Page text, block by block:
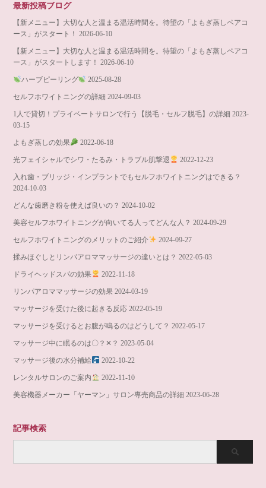
最新投稿ブログ
【新メニュー】大切な人と温まる温活時間を。待望の「よもぎ蒸しペアコ
ース」がスタート！ 2026-06-10
【新メニュー】大切な人と温まる温活時間を。待望の「よもぎ蒸しペアコ
ース」がスタートします！ 2026-06-10
ハーブピーリング 2025-08-28
セルフホワイトニングの詳細 2024-09-03
1人で貸切！プライベートサロンで行う【脱毛・セルフ脱毛】の詳細 2023-
03-15
よもぎ蒸しの効果 2022-06-18
光フェイシャルでシワ・たるみ・トラブル肌撃退 2022-12-23
入れ歯・ブリッジ・インプラントでもセルフホワイトニングはできる？
2024-10-03
どんな歯磨き粉を使えば良いの？ 2024-10-02
美容セルフホワイトニングが向いてる人ってどんな人？ 2024-09-29
セルフホワイトニングのメリットのご紹介 2024-09-27
揉みほぐしとリンパアロママッサージの違いとは？ 2022-05-03
ドライヘッドスパの効果 2022-11-18
リンパアロママッサージの効果 2024-03-19
マッサージを受けた後に起きる反応 2022-05-19
マッサージを受けるとお腹が鳴るのはどうして？ 2022-05-17
マッサージ中に眠るのは〇？✕？ 2023-05-04
マッサージ後の水分補給 2022-10-22
レンタルサロンのご案内 2022-11-10
美容機器メーカー「ヤーマン」サロン専売商品の詳細 2023-06-28
記事検索